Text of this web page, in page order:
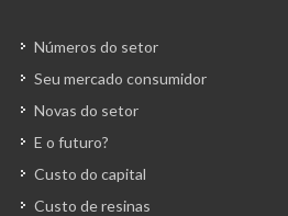
Números do setor
Seu mercado consumidor
Novas do setor
E o futuro?
Custo do capital
Custo de resinas